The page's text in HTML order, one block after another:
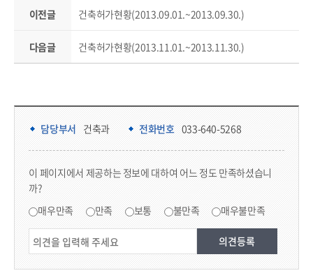
이전글 건축허가현황(2013.09.01.~2013.09.30.)
다음글 건축허가현황(2013.11.01.~2013.11.30.)
담당부서 정보 & 컨텐츠 만족도 조사 & 공공저작물 자유이용 허락 표시
담당부서 건축과 전화번호 033-640-5268
이 페이지에서 제공하는 정보에 대하여 어느 정도 만족하셨습니
까?
매우만족 만족 보통 불만족 매우불만족